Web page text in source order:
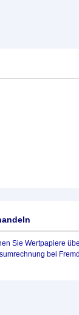
Sie Wertpapiere
bei